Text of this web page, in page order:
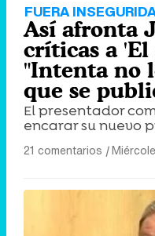
FUERA
Así afronta
críticas a
"Intenta no
que se
El presentador
encarar su nuevo
21 comentarios |